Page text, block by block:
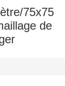
75x75
de